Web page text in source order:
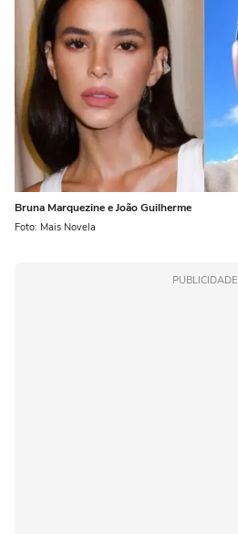
Bruna Marquezine e João Guilherme
Foto: Mais Novela
PUBLICIDADE